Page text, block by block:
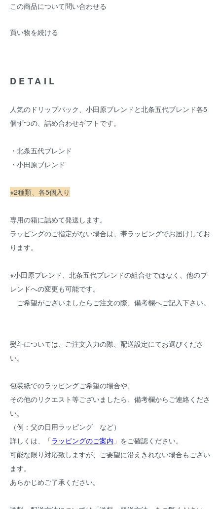
この商品について問い合わせる
買い物を続ける
DETAIL
人気のドリップパック、小田原ブレンドと北条五代ブレンド各5
個ずつの、詰め合わせギフトです。
・ 北条五代ブレンド
・ 小田原ブレンド
※2種類、各5個入り
専用の箱に詰めて発送します。
ラッピングのご指定がない場合は、帯ラッピングでお届けしてお
ります。
※小田原ブレンド、北条五代ブレンドの組合せではなく、他のブ
レンドへの変更も可能です。
ご希望がございましたらご注文の際、備考欄へご記入下さい。
熨斗については、ご注文入力の際、配送設定にてお選びくださ
い。
包装紙でのラッピングご希望の場合や、
その他のリクエスト等ございましたら、備考欄からご連絡くださ
い。
（例：父の日用ラッピング など）
詳しくは、「ラッピングのご案内 」をご確認ください。
可能な限り対応致しますが、ご要望に沿えきれない場合もござい
ます。
あらかじめご了承ください。